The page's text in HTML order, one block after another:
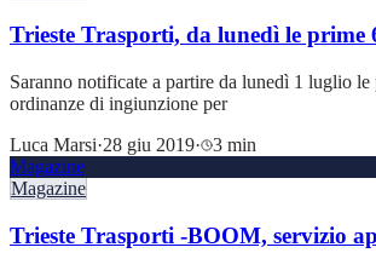
Trieste Trasporti, da lunedì le
Saranno notificate a partire da lunedì 1 luglio
ordinanze di ingiunzione per
Luca Marsi·28 giu 2019·
3 min
Magazine
Magazine
Trieste Trasporti -BOOM, servizio